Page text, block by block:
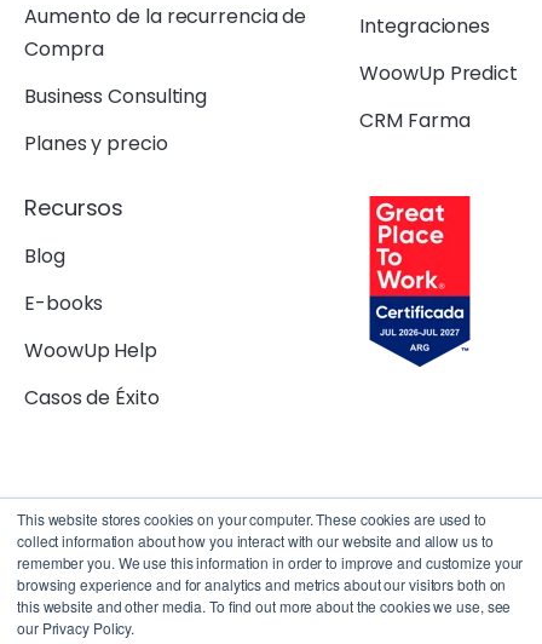
This website stores cookies on your computer. These cookies are used to
collect information about how you interact with our website and allow us to
remember you. We use this information in order to improve and customize your
browsing experience and for analytics and metrics about our visitors both on
this website and other media. To find out more about the cookies we use, see
our Privacy Policy.
Aumento de la recurrencia de
Compra
Business Consulting
Planes y precio
Integraciones
WoowUp Predict
CRM Farma
Recursos
Blog
E-books
WoowUp Help
Casos de Éxito
Copyright 2023 © WoowUp |Políticas de privacidad | |
condiciones|Acuerdo de procesamiento de datos